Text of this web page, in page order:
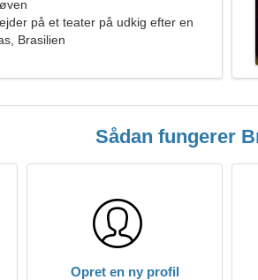
på et teater på udkig efter en
Brasilien
Sådan fungerer
Opret en ny profil